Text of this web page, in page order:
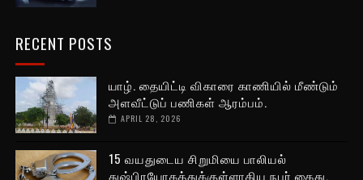
RECENT POSTS
யாழ். தையிட்டி விகாரை காணியில் மீண்டும்
அளவீட்டுப் பணிகள் ஆரம்பம்.
APRIL 28, 2026
15 வயதுடைய சிறுமியை பாலியல்
துஷ்பிரயோகத்துக்குள்ளாகிய நபர் கைது.